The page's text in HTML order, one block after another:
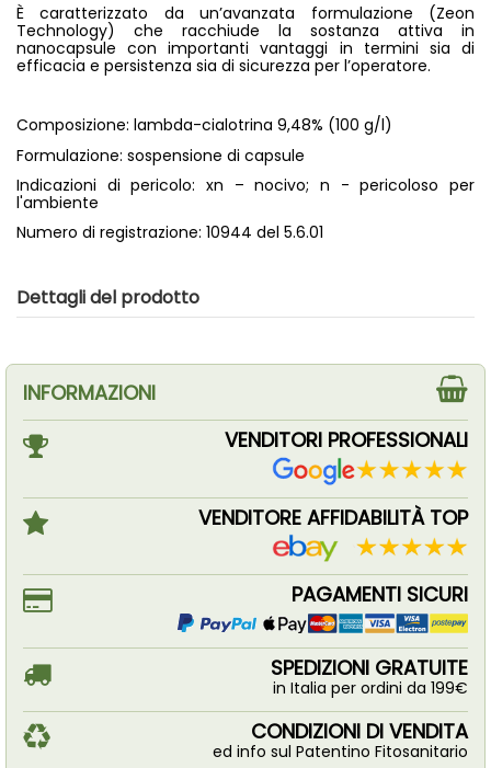
È caratterizzato da un’avanzata formulazione (Zeon
Technology) che racchiude la sostanza attiva in
nanocapsule con importanti vantaggi in termini sia di
efficacia e persistenza sia di sicurezza per l’operatore.
Composizione: lambda-cialotrina 9,48% (100 g/l)
Formulazione: sospensione di capsule
Indicazioni di pericolo: xn – nocivo; n - pericoloso per
l'ambiente
Numero di registrazione: 10944 del 5.6.01
Dettagli del prodotto
INFORMAZIONI
VENDITORI PROFESSIONALI
VENDITORE AFFIDABILITÀ TOP
PAGAMENTI SICURI
SPEDIZIONI GRATUITE
in Italia per ordini da 199€
CONDIZIONI DI VENDITA
ed info sul Patentino Fitosanitario